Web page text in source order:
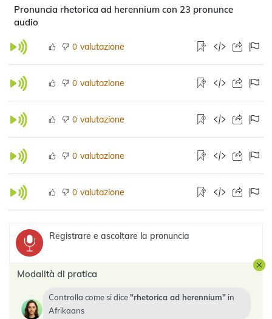
Pronuncia rhetorica ad herennium con 23 pronunce
audio
0 valutazione
0 valutazione
0 valutazione
0 valutazione
0 valutazione
Registrare e ascoltare la pronuncia
Modalità di pratica
Controlla come si dice rhetorica ad herennium
in
Afrikaans